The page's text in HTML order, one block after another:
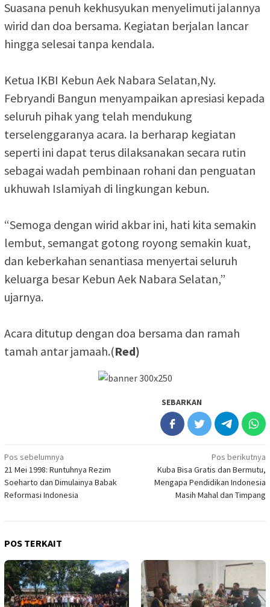
‎Suasana penuh kekhusyukan menyelimuti jalannya
wirid dan doa bersama. Kegiatan berjalan lancar
hingga selesai tanpa kendala.
‎Ketua IKBI Kebun Aek Nabara Selatan,Ny.
Febryandi Bangun menyampaikan apresiasi kepada
seluruh pihak yang telah mendukung
terselenggaranya acara. Ia berharap kegiatan
seperti ini dapat terus dilaksanakan secara rutin
sebagai wadah pembinaan rohani dan penguatan
ukhuwah Islamiyah di lingkungan kebun.
‎“Semoga dengan wirid akbar ini, hati kita semakin
lembut, semangat gotong royong semakin kuat,
dan keberkahan senantiasa menyertai seluruh
keluarga besar Kebun Aek Nabara Selatan,”
ujarnya.
‎Acara ditutup dengan doa bersama dan ramah
tamah antar jamaah.(Red)
SEBARKAN
Navigasi
pos
Pos sebelumnya
21 Mei 1998: Runtuhnya Rezim
Soeharto dan Dimulainya Babak
Reformasi Indonesia
Pos berikutnya
Kuba Bisa Gratis dan Bermutu,
Mengapa Pendidikan Indonesia
Masih Mahal dan Timpang
POS TERKAIT